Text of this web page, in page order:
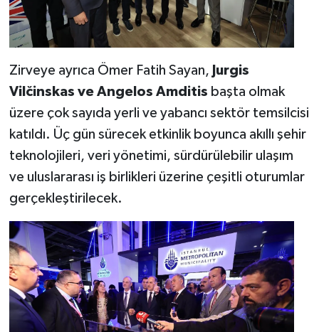
Zirveye ayrıca Ömer Fatih Sayan, Jurgis
Vilčinskas ve Angelos Amditis başta olmak
üzere çok sayıda yerli ve yabancı sektör temsilcisi
katıldı. Üç gün sürecek etkinlik boyunca akıllı şehir
teknolojileri, veri yönetimi, sürdürülebilir ulaşım
ve uluslararası iş birlikleri üzerine çeşitli oturumlar
gerçekleştirilecek.